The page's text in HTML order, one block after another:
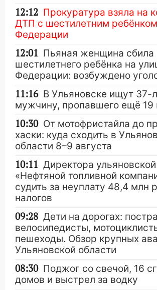
12:12 Прокуратура взяла на
ДТП с шестилетним
Федерации
12:01 Пьяная женщина сбила
шестилетнего ребёнка на
Федерации: возбуждено
11:16 В Ульяновске ищут 37-
мужчину, пропавшего ещё 19
10:30 От мотофристайла до
хаски: куда сходить в
области 8–9 августа
10:11 Директора ульяновской
«Нефтяной топливной
судить за неуплату 48,4 млн
налогов
09:28 Дети на дорогах:
велосипедисты,
пешеходы. Обзор крупных
Ульяновской области
08:30 Поджог со свечой, 16
домов и выстрел за водку